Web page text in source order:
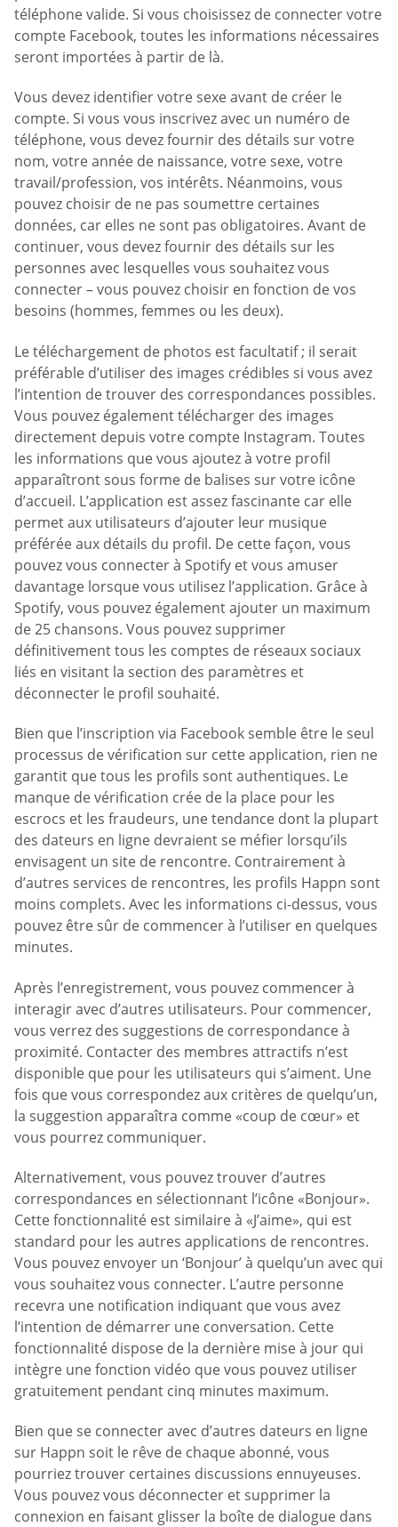
téléphone valide. Si vous choisissez de connecter votre
compte Facebook, toutes les informations nécessaires
seront importées à partir de là.
Vous devez identifier votre sexe avant de créer le
compte. Si vous vous inscrivez avec un numéro de
téléphone, vous devez fournir des détails sur votre
nom, votre année de naissance, votre sexe, votre
travail/profession, vos intérêts. Néanmoins, vous
pouvez choisir de ne pas soumettre certaines
données, car elles ne sont pas obligatoires. Avant de
continuer, vous devez fournir des détails sur les
personnes avec lesquelles vous souhaitez vous
connecter – vous pouvez choisir en fonction de vos
besoins (hommes, femmes ou les deux).
Le téléchargement de photos est facultatif ; il serait
préférable d’utiliser des images crédibles si vous avez
l’intention de trouver des correspondances possibles.
Vous pouvez également télécharger des images
directement depuis votre compte Instagram. Toutes
les informations que vous ajoutez à votre profil
apparaîtront sous forme de balises sur votre icône
d’accueil. L’application est assez fascinante car elle
permet aux utilisateurs d’ajouter leur musique
préférée aux détails du profil. De cette façon, vous
pouvez vous connecter à Spotify et vous amuser
davantage lorsque vous utilisez l’application. Grâce à
Spotify, vous pouvez également ajouter un maximum
de 25 chansons. Vous pouvez supprimer
définitivement tous les comptes de réseaux sociaux
liés en visitant la section des paramètres et
déconnecter le profil souhaité.
Bien que l’inscription via Facebook semble être le seul
processus de vérification sur cette application, rien ne
garantit que tous les profils sont authentiques. Le
manque de vérification crée de la place pour les
escrocs et les fraudeurs, une tendance dont la plupart
des dateurs en ligne devraient se méfier lorsqu’ils
envisagent un site de rencontre. Contrairement à
d’autres services de rencontres, les profils Happn sont
moins complets. Avec les informations ci-dessus, vous
pouvez être sûr de commencer à l’utiliser en quelques
minutes.
Après l’enregistrement, vous pouvez commencer à
interagir avec d’autres utilisateurs. Pour commencer,
vous verrez des suggestions de correspondance à
proximité. Contacter des membres attractifs n’est
disponible que pour les utilisateurs qui s’aiment. Une
fois que vous correspondez aux critères de quelqu’un,
la suggestion apparaîtra comme «coup de cœur» et
vous pourrez communiquer.
Alternativement, vous pouvez trouver d’autres
correspondances en sélectionnant l’icône «Bonjour».
Cette fonctionnalité est similaire à «J’aime», qui est
standard pour les autres applications de rencontres.
Vous pouvez envoyer un ‘Bonjour’ à quelqu’un avec qui
vous souhaitez vous connecter. L’autre personne
recevra une notification indiquant que vous avez
l’intention de démarrer une conversation. Cette
fonctionnalité dispose de la dernière mise à jour qui
intègre une fonction vidéo que vous pouvez utiliser
gratuitement pendant cinq minutes maximum.
Bien que se connecter avec d’autres dateurs en ligne
sur Happn soit le rêve de chaque abonné, vous
pourriez trouver certaines discussions ennuyeuses.
Vous pouvez vous déconnecter et supprimer la
connexion en faisant glisser la boîte de dialogue dans